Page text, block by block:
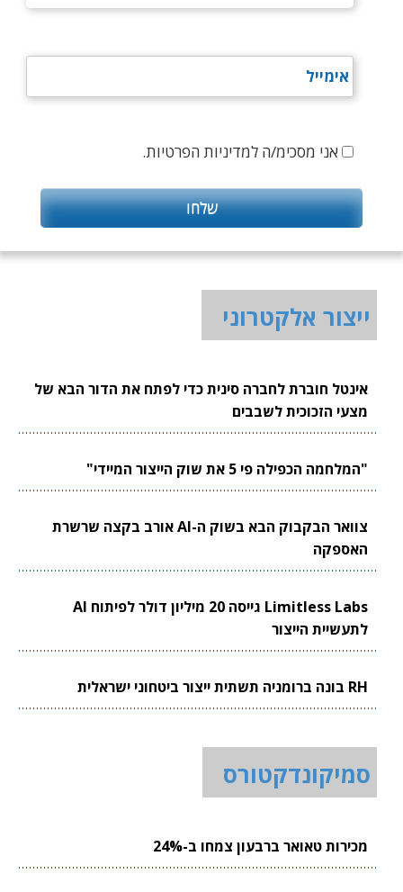
אני מסכימ/ה למדיניות הפרטיות.
ייצור אלקטרוני
אינטל חוברת לחברה סינית כדי לפתח את הדור הבא של
מצעי הזכוכית לשבבים
"המלחמה הכפילה פי 5 את שוק הייצור המיידי"
צוואר הבקבוק הבא בשוק ה-AI אורב בקצה שרשרת
האספקה
Limitless Labs גייסה 20 מיליון דולר לפיתוח AI
לתעשיית הייצור
RH בונה ברומניה תשתית ייצור ביטחוני ישראלית
סמיקונדקטורס
מכירות טאואר ברבעון צמחו ב-24%